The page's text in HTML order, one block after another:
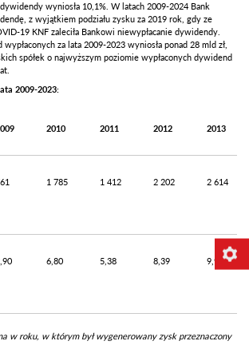
wyniosła 10,1%. W latach 2009-2024 Bank
z wyjątkiem podziału zysku za 2019 rok, gdy ze
19 KNF zaleciła Bankowi niewypłacanie dywidendy.
za lata 2009-2023 wyniosła ponad 28 mld zł,
spółek o najwyższym poziomie wypłaconych dywidend
2009-2023:
2010 2011 2012 2013
1 785 1 412 2 202 2 614
6,80 5,38 8,39 9,96
w roku, w którym był wygenerowany zysk przeznaczony